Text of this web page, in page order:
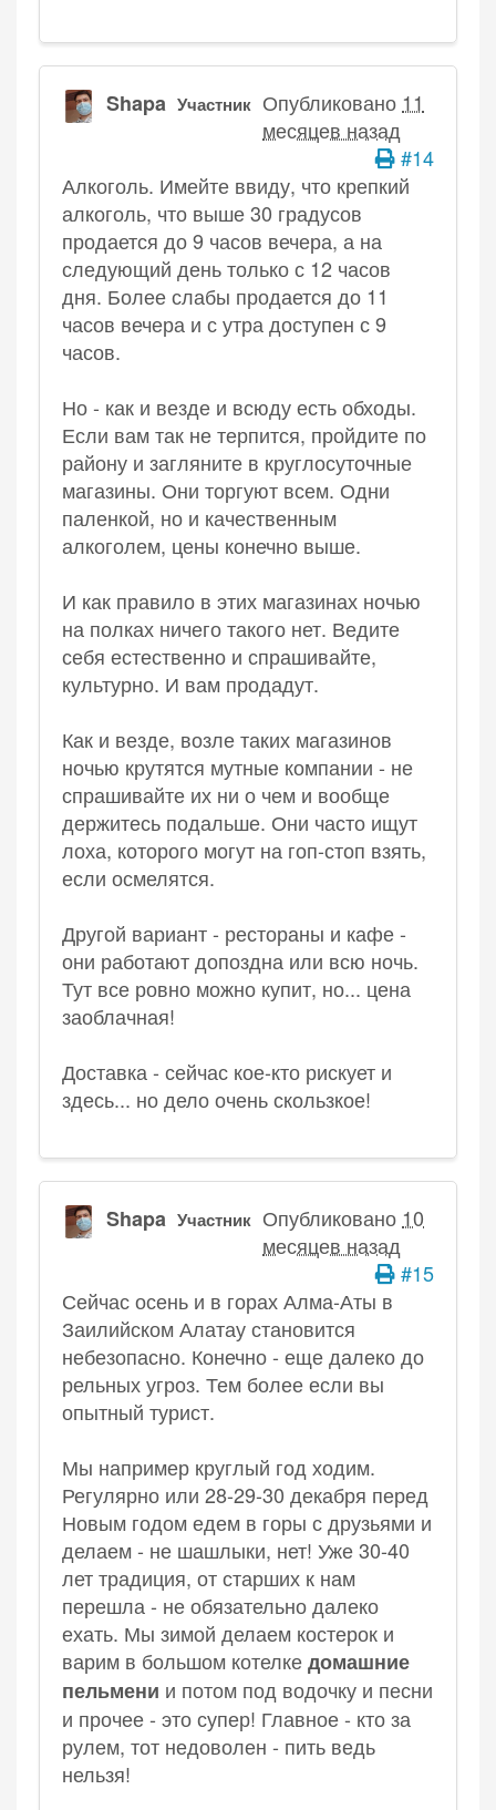
Shapa Участник Опубликовано 11
месяцев назад
#14
Алкоголь. Имейте ввиду, что крепкий
алкоголь, что выше 30 градусов
продается до 9 часов вечера, а на
следующий день только с 12 часов
дня. Более слабы продается до 11
часов вечера и с утра доступен с 9
часов.
Но - как и везде и всюду есть обходы.
Если вам так не терпится, пройдите по
району и загляните в круглосуточные
магазины. Они торгуют всем. Одни
паленкой, но и качественным
алкоголем, цены конечно выше.
И как правило в этих магазинах ночью
на полках ничего такого нет. Ведите
себя естественно и спрашивайте,
культурно. И вам продадут.
Как и везде, возле таких магазинов
ночью крутятся мутные компании - не
спрашивайте их ни о чем и вообще
держитесь подальше. Они часто ищут
лоха, которого могут на гоп-стоп взять,
если осмелятся.
Другой вариант - рестораны и кафе -
они работают допоздна или всю ночь.
Тут все ровно можно купит, но... цена
заоблачная!
Доставка - сейчас кое-кто рискует и
здесь... но дело очень скользкое!
Shapa Участник Опубликовано 10
месяцев назад
#15
Сейчас осень и в горах Алма-Аты в
Заилийском Алатау становится
небезопасно. Конечно - еще далеко до
рельных угроз. Тем более если вы
опытный турист.
Мы например круглый год ходим.
Регулярно или 28-29-30 декабря перед
Новым годом едем в горы с друзьями и
делаем - не шашлыки, нет! Уже 30-40
лет традиция, от старших к нам
перешла - не обязательно далеко
ехать. Мы зимой делаем костерок и
варим в большом котелкедомашние
пельмени и потом под водочку и песни
и прочее - это супер! Главное - кто за
рулем, тот недоволен - пить ведь
нельзя!